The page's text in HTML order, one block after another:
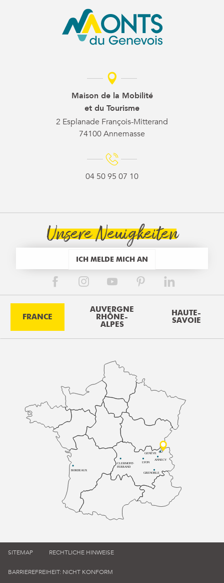
Maison de la Mobilité
et du Tourisme
2 Esplanade François-Mitterand
74100 Annemasse
04 50 95 07 10
Unsere Neuigkeiten
ICH MELDE MICH AN
FRANCE
AUVERGNE
RHÔNE-
ALPES
HAUTE-
SAVOIE
BORDEAUX
CLERMONT-
FERRAND
LYON
ANNECY
GRENOBLE
GENÈVE
SITEMAP RECHTLICHE HINWEISE
BARRIEREFREIHEIT: NICHT KONFORM